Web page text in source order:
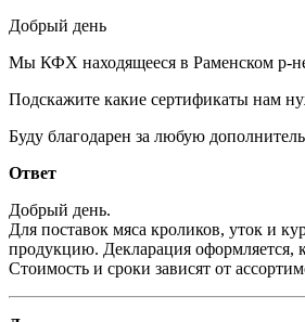
Добрый день
Мы КФХ находящееся в Раменском р-
Подскажите какие сертификаты нам
Буду благодарен за любую
Ответ
Добрый день.
Для поставок мяса кроликов, уток и
продукцию. Декларация оформляется,
Стоимость и сроки зависят от